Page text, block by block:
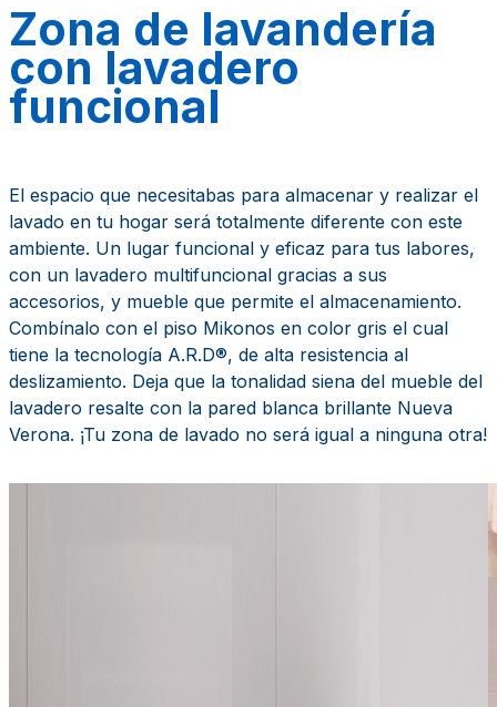
Zona de lavandería
con lavadero
funcional
El espacio que necesitabas para almacenar y realizar el
lavado en tu hogar será totalmente diferente con este
ambiente. Un lugar funcional y eficaz para tus labores,
con un lavadero multifuncional gracias a sus
accesorios, y mueble que permite el almacenamiento.
Combínalo con el piso Mikonos en color gris el cual
tiene la tecnología A.R.D®, de alta resistencia al
deslizamiento. Deja que la tonalidad siena del mueble del
lavadero resalte con la pared blanca brillante Nueva
Verona. ¡Tu zona de lavado no será igual a ninguna otra!